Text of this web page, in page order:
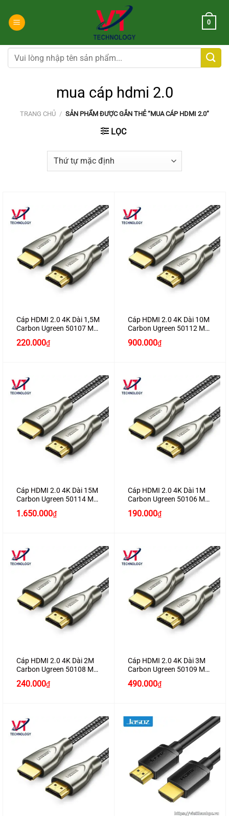
đến
dung
0
Tìm
kiếm:
mua cáp hdmi 2.0
TRANG CHỦ / SẢN PHẨM ĐƯỢC GẮN THẺ “MUA CÁP HDMI 2.0”
LỌC
Cáp HDMI 2.0 4K Dài 1,5M
Carbon Ugreen 50107 Mạ
Cao Cấp (60Hz)
220.000₫
Cáp HDMI 2.0 4K Dài 10M
Carbon Ugreen 50112 Mạ
Cao Cấp (60Hz)
900.000₫
Cáp HDMI 2.0 4K Dài 15M
Carbon Ugreen 50114 Mạ
Cao Cấp (60Hz)
1.650.000₫
Cáp HDMI 2.0 4K Dài 1M
Carbon Ugreen 50106 Mạ
Cao Cấp (60Hz)
190.000₫
Cáp HDMI 2.0 4K Dài 2M
Carbon Ugreen 50108 Mạ
Vàng Chính Hãng Ugreen
Cao Cấp (60Hz)
240.000₫
Cáp HDMI 2.0 4K Dài 3M
Carbon Ugreen 50109 Mạ
Vàng Chính Hãng Ugreen
Cao Cấp (60Hz)
490.000₫